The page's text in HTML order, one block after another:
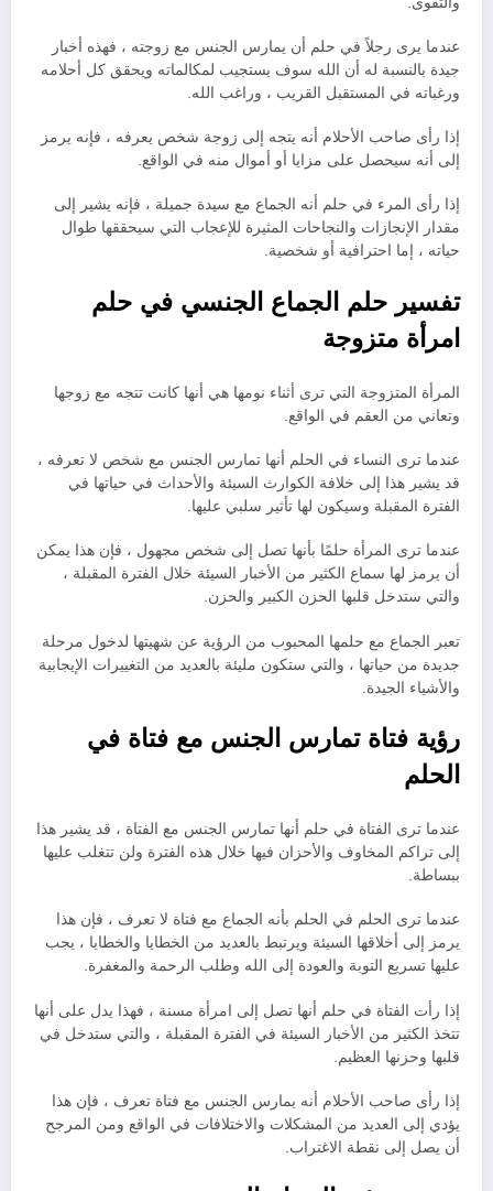
عندما يرى رجلاً في حلم أن يمارس الجنس مع زوجته ، فهذه أخبار
جيدة بالنسبة له أن الله سوف يستجيب لمكالماته ويحقق كل أحلامه
ورغباته في المستقبل القريب ، وراغب الله.
إذا رأى صاحب الأحلام أنه يتجه إلى زوجة شخص يعرفه ، فإنه يرمز
إلى أنه سيحصل على مزايا أو أموال منه في الواقع.
إذا رأى المرء في حلم أنه الجماع مع سيدة جميلة ، فإنه يشير إلى
مقدار الإنجازات والنجاحات المثيرة للإعجاب التي سيحققها طوال
حياته ، إما احترافية أو شخصية.
تفسير حلم الجماع الجنسي في حلم
امرأة متزوجة
المرأة المتزوجة التي ترى أثناء نومها هي أنها كانت تتجه مع زوجها
وتعاني من العقم في الواقع.
عندما ترى النساء في الحلم أنها تمارس الجنس مع شخص لا تعرفه ،
قد يشير هذا إلى خلافة الكوارث السيئة والأحداث في حياتها في
الفترة المقبلة وسيكون لها تأثير سلبي عليها.
عندما ترى المرأة حلمًا بأنها تصل إلى شخص مجهول ، فإن هذا يمكن
أن يرمز لها سماع الكثير من الأخبار السيئة خلال الفترة المقبلة ،
والتي ستدخل قلبها الحزن الكبير والحزن.
تعبر الجماع مع حلمها المحبوب من الرؤية عن شهيتها لدخول مرحلة
جديدة من حياتها ، والتي ستكون مليئة بالعديد من التغييرات الإيجابية
والأشياء الجيدة.
رؤية فتاة تمارس الجنس مع فتاة في
الحلم
عندما ترى الفتاة في حلم أنها تمارس الجنس مع الفتاة ، قد يشير هذا
إلى تراكم المخاوف والأحزان فيها خلال هذه الفترة ولن تتغلب عليها
ببساطة.
عندما ترى الحلم في الحلم بأنه الجماع مع فتاة لا تعرف ، فإن هذا
يرمز إلى أخلاقها السيئة ويرتبط بالعديد من الخطايا والخطايا ، يجب
عليها تسريع التوبة والعودة إلى الله وطلب الرحمة والمغفرة.
إذا رأت الفتاة في حلم أنها تصل إلى امرأة مسنة ، فهذا يدل على أنها
تتخذ الكثير من الأخبار السيئة في الفترة المقبلة ، والتي ستدخل في
قلبها وحزنها العظيم.
إذا رأى صاحب الأحلام أنه يمارس الجنس مع فتاة تعرف ، فإن هذا
يؤدي إلى العديد من المشكلات والاختلافات في الواقع ومن المرجح
أن يصل إلى نقطة الاغتراب.